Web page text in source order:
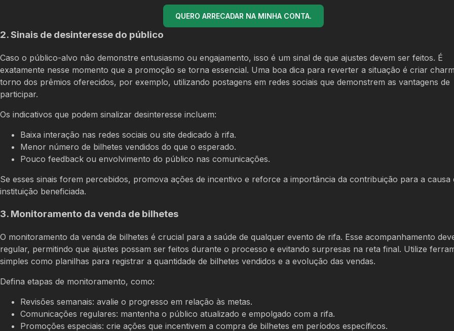
QUERO ARRECADAR NA MINHA CONTA.
2. Sinais de desinteresse do público
Caso o público-alvo não demonstre entusiasmo ou engajamento, isso é um sinal de que ajustes devem ser feitos. É
exatamente nesse momento que a promoção se torna essencial. Uma boa dica para reverter a situação é criar
torno dos prêmios oferecidos, por exemplo, utilizando postagens em redes sociais que demonstrem as vantagens de
participar.
Os indicativos que podem sinalizar desinteresse incluem:
Baixa interação nas redes sociais ou site dedicado à rifa.
Menor número de bilhetes vendidos do que o esperado.
Pouco feedback ou envolvimento do público nas comunicações.
Se esses sinais forem percebidos, promova ações de incentivo e reforce a importância da contribuição para a causa
instituição beneficiada.
3. Monitoramento da venda de bilhetes
O monitoramento da venda de bilhetes é crucial para a saúde de qualquer evento de rifa. Esse acompanhamento
regular, permitindo que ajustes possam ser feitos durante o processo e evitando surpresas na reta final. Utilize
simples como planilhas para registrar a quantidade de bilhetes vendidos e a evolução das vendas.
Defina etapas de monitoramento, como:
Revisões semanais: avalie o progresso em relação às metas.
Comunicações regulares: mantenha o público atualizado e empolgado com a rifa.
Promoções especiais: crie ações que incentivem a compra de bilhetes em períodos específicos.